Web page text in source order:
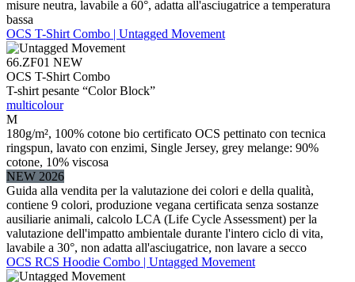
misure neutra, lavabile a 60°, adatta all'asciugatrice a temperatura
bassa
OCS T-Shirt Combo | Untagged Movement
66.ZF01 NEW
OCS T-Shirt Combo
T-shirt pesante “Color Block”
multicolour
M
180g/m², 100% cotone bio certificato OCS pettinato con tecnica
ringspun, lavato con enzimi, Single Jersey, grey melange: 90%
cotone, 10% viscosa
NEW 2026
Guida alla vendita per la valutazione dei colori e della qualità,
contiene 9 colori, produzione vegana certificata senza sostanze
ausiliarie animali, calcolo LCA (Life Cycle Assessment) per la
valutazione dell'impatto ambientale durante l'intero ciclo di vita,
lavabile a 30°, non adatta all'asciugatrice, non lavare a secco
OCS RCS Hoodie Combo | Untagged Movement